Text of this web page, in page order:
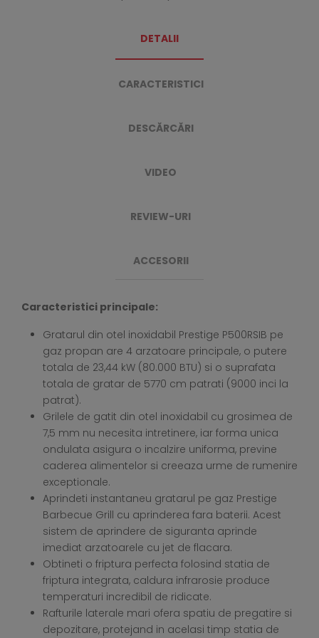
DETALII
CARACTERISTICI
DESCĂRCĂRI
VIDEO
REVIEW-URI
ACCESORII
Caracteristici principale:
Gratarul din otel inoxidabil Prestige P500RSIB pe
gaz propan are 4 arzatoare principale, o putere
totala de 23,44 kW (80.000 BTU) si o suprafata
totala de gratar de 5770 cm patrati (9000 inci la
patrat).
Grilele de gatit din otel inoxidabil cu grosimea de
7,5 mm nu necesita intretinere, iar forma unica
ondulata asigura o incalzire uniforma, previne
caderea alimentelor si creeaza urme de rumenire
exceptionale.
Aprindeti instantaneu gratarul pe gaz Prestige
Barbecue Grill cu aprinderea fara baterii. Acest
sistem de aprindere de siguranta aprinde
imediat arzatoarele cu jet de flacara.
Obtineti o friptura perfecta folosind statia de
friptura integrata, caldura infrarosie produce
temperaturi incredibil de ridicate.
Rafturile laterale mari ofera spatiu de pregatire si
depozitare, protejand in acelasi timp statia de